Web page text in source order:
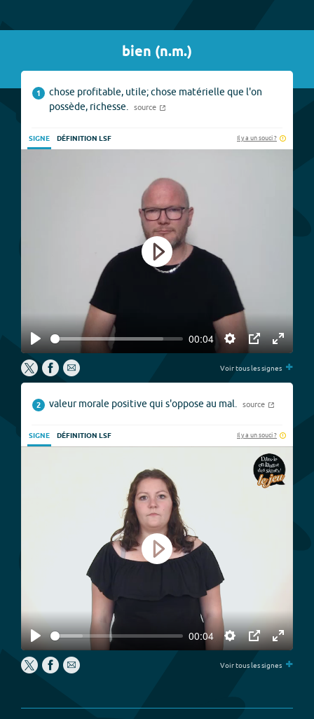
bien (n.m.)
1
chose profitable, utile; chose matérielle que l'on
possède, richesse.
source
SIGNE DÉFINITION LSF Il y a un souci ?
Play
00:04
Settings
PIP
Enter
Play
Voir tous les signes +
2 valeur morale positive qui s'oppose au mal. source
SIGNE DÉFINITION LSF Il y a un souci ?
Play
00:04
Settings
PIP
Enter
Play
Voir tous les signes +